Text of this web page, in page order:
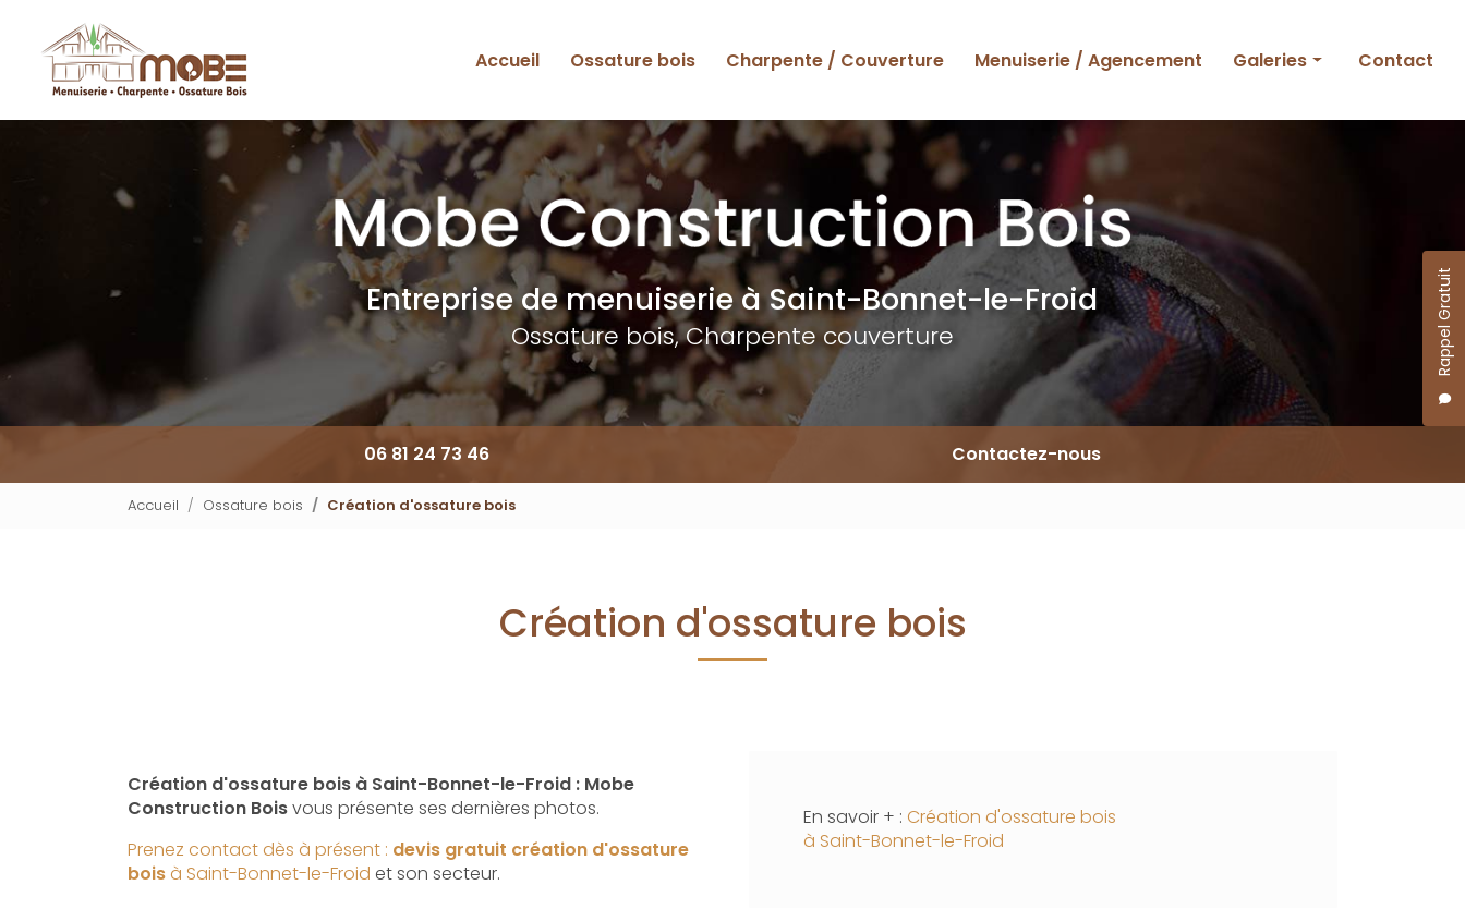
contenu
principal
Rappel Gratuit
Accueil Ossature bois Charpente / Couverture Menuiserie / Agencement Galeries Contact
Entreprise de menuiserieà Saint-Bonnet-le-Froid
Ossature bois, Charpente couverture
06 81 24 73 46 Contactez-nous
Accueil Ossature bois Création d'ossature bois
Création d'ossature bois
Création d'ossature bois à Saint-Bonnet-le-Froid : Mobe
Construction Boisvous présente ses dernières photos.
Prenez contact dès à présent : devis gratuit création d'ossature
boisà Saint-Bonnet-le-Froid et son secteur.
En savoir + : Création d'ossature bois
à Saint-Bonnet-le-Froid